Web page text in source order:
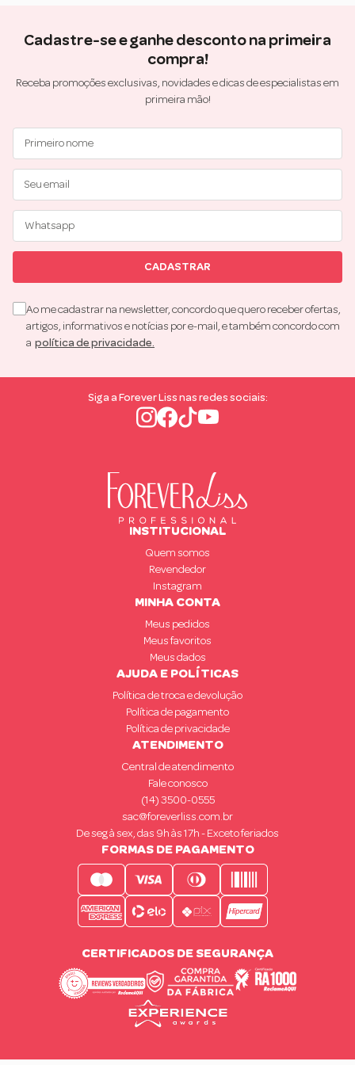
Cadastre-se e ganhe desconto na primeira
compra!
Receba promoções exclusivas, novidades e dicas de especialistas em
primeira mão!
CADASTRAR
Ao me cadastrar na newsletter, concordo que quero receber ofertas,
artigos, informativos e notícias por e-mail, e também concordo com
a política de privacidade.
Siga a Forever Liss nas redes sociais:
INSTITUCIONAL
Quem somos
Revendedor
Instagram
MINHA CONTA
Meus pedidos
Meus favoritos
Meus dados
AJUDA E POLÍTICAS
Política de troca e devolução
Política de pagamento
Política de privacidade
ATENDIMENTO
Central de atendimento
Fale conosco
(14) 3500-0555
sac@foreverliss.com.br
De seg à sex, das 9h às 17h - Exceto feriados
FORMAS DE PAGAMENTO
CERTIFICADOS DE SEGURANÇA